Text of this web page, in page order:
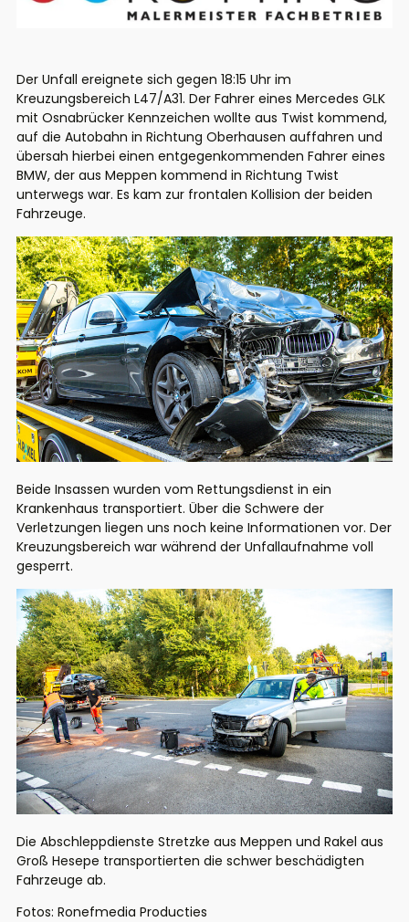
Der Unfall ereignete sich gegen 18:15 Uhr im
Kreuzungsbereich L47/A31. Der Fahrer eines Mercedes GLK
mit Osnabrücker Kennzeichen wollte aus Twist kommend,
auf die Autobahn in Richtung Oberhausen auffahren und
übersah hierbei einen entgegenkommenden Fahrer eines
BMW, der aus Meppen kommend in Richtung Twist
unterwegs war. Es kam zur frontalen Kollision der beiden
Fahrzeuge.
Beide Insassen wurden vom Rettungsdienst in ein
Krankenhaus transportiert. Über die Schwere der
Verletzungen liegen uns noch keine Informationen vor. Der
Kreuzungsbereich war während der Unfallaufnahme voll
gesperrt.
Die Abschleppdienste Stretzke aus Meppen und Rakel aus
Groß Hesepe transportierten die schwer beschädigten
Fahrzeuge ab.
Fotos: Ronefmedia Producties